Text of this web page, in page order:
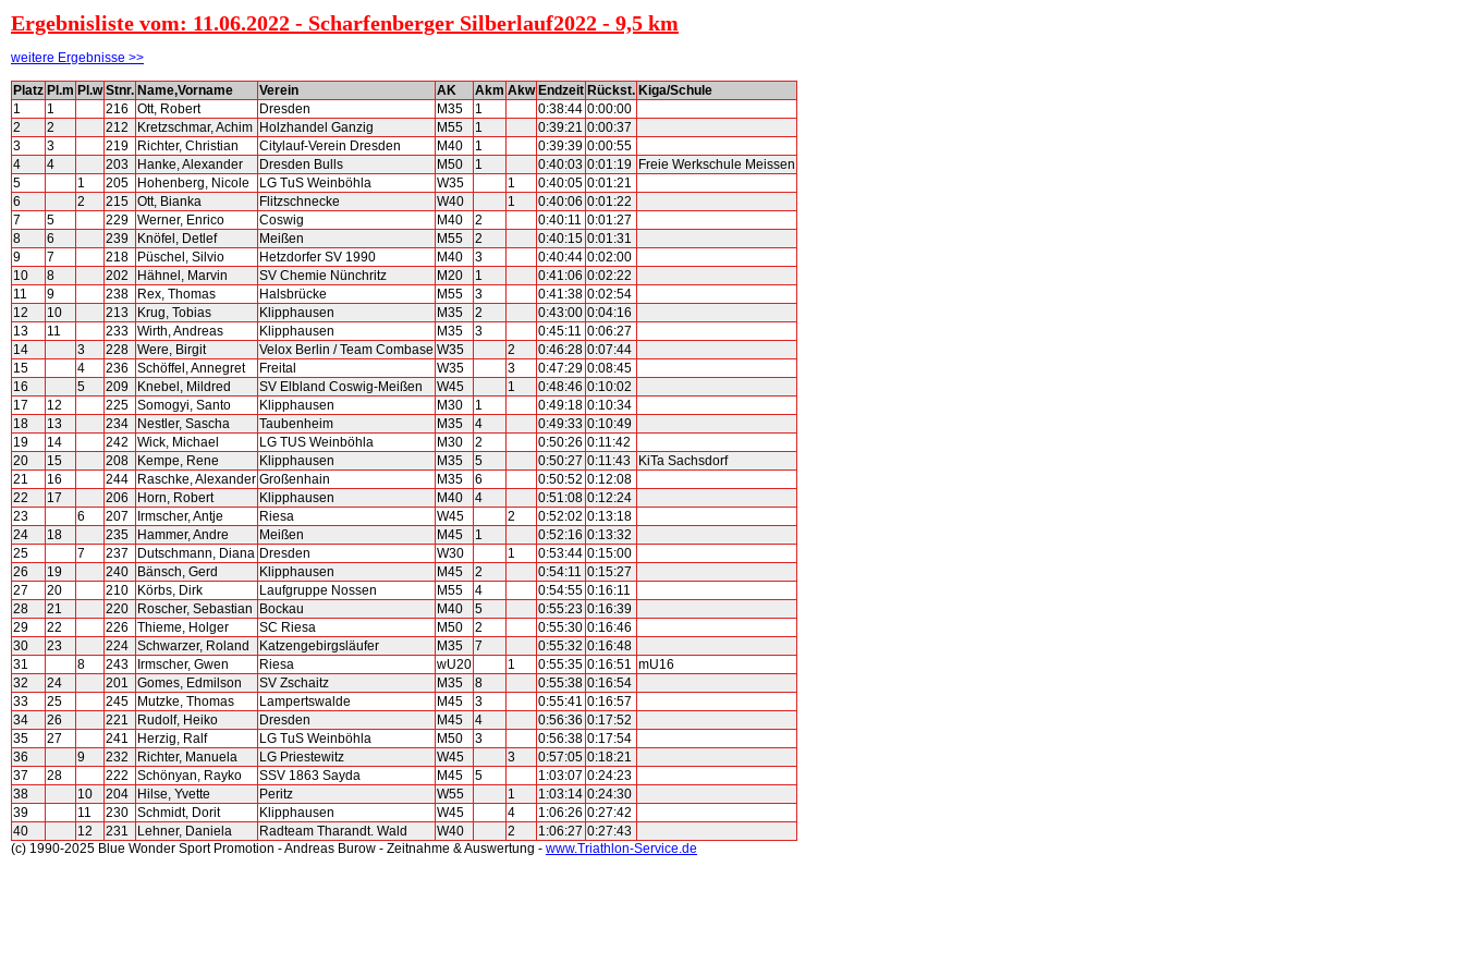
Ergebnisliste vom: 11.06.2022 - Scharfenberger Silberlauf2022 - 9,5 km
weitere Ergebnisse >>
Platz Pl.m Pl.w Stnr. Name,Vorname Verein AK Akm Akw Endzeit Rückst. Kiga/Schule
1
1 216 Ott, Robert Dresden M35 1 0:38:44 0:00:00
2
2 212 Kretzschmar, Achim Holzhandel Ganzig M55 1 0:39:21 0:00:37
3
3 219 Richter, Christian Citylauf-Verein Dresden M40 1 0:39:39 0:00:55
4
4 203 Hanke, Alexander Dresden Bulls M50 1 0:40:03 0:01:19
Freie Werkschule Meissen
5
1 205 Hohenberg, Nicole LG TuS Weinböhla W35 1 0:40:05 0:01:21
6
2 215 Ott, Bianka Flitzschnecke W40 1 0:40:06 0:01:22
7
5 229 Werner, Enrico Coswig M40 2 0:40:11 0:01:27
8
6 239 Knöfel, Detlef Meißen M55 2 0:40:15 0:01:31
9
7 218 Püschel, Silvio Hetzdorfer SV 1990 M40 3 0:40:44 0:02:00
10
8 202 Hähnel, Marvin SV Chemie Nünchritz M20 1 0:41:06 0:02:22
11
9 238 Rex, Thomas Halsbrücke M55 3 0:41:38 0:02:54
12
10 213 Krug, Tobias Klipphausen M35 2 0:43:00 0:04:16
13
11 233 Wirth, Andreas Klipphausen M35 3 0:45:11 0:06:27
14
3 228 Were, Birgit Velox Berlin / Team Combase W35 2 0:46:28 0:07:44
15
4 236 Schöffel, Annegret Freital W35 3 0:47:29 0:08:45
16
5 209 Knebel, Mildred SV Elbland Coswig-Meißen W45 1 0:48:46 0:10:02
17
12 225 Somogyi, Santo Klipphausen M30 1 0:49:18 0:10:34
18
13 234 Nestler, Sascha Taubenheim M35 4 0:49:33 0:10:49
19
14 242 Wick, Michael LG TUS Weinböhla M30 2 0:50:26 0:11:42
20
15 208 Kempe, Rene Klipphausen M35 5 0:50:27 0:11:43
KiTa Sachsdorf
21
16 244 Raschke, Alexander Großenhain M35 6 0:50:52 0:12:08
22
17 206 Horn, Robert Klipphausen M40 4 0:51:08 0:12:24
23
6 207 Irmscher, Antje Riesa W45 2 0:52:02 0:13:18
24
18 235 Hammer, Andre Meißen M45 1 0:52:16 0:13:32
25
7 237 Dutschmann, Diana Dresden W30 1 0:53:44 0:15:00
26
19 240 Bänsch, Gerd Klipphausen M45 2 0:54:11 0:15:27
27
20 210 Körbs, Dirk Laufgruppe Nossen M55 4 0:54:55 0:16:11
28
21 220 Roscher, Sebastian Bockau M40 5 0:55:23 0:16:39
29
22 226 Thieme, Holger SC Riesa M50 2 0:55:30 0:16:46
30
23 224 Schwarzer, Roland Katzengebirgsläufer M35 7 0:55:32 0:16:48
31
8 243 Irmscher, Gwen Riesa wU20 1 0:55:35 0:16:51 mU16
32
24 201 Gomes, Edmilson SV Zschaitz M35 8 0:55:38 0:16:54
33
25 245 Mutzke, Thomas Lampertswalde M45 3 0:55:41 0:16:57
34
26 221 Rudolf, Heiko Dresden M45 4 0:56:36 0:17:52
35
27 241 Herzig, Ralf LG TuS Weinböhla M50 3 0:56:38 0:17:54
36
9 232 Richter, Manuela LG Priestewitz W45 3 0:57:05 0:18:21
37
28 222 Schönyan, Rayko SSV 1863 Sayda M45 5 1:03:07 0:24:23
38
10 204 Hilse, Yvette Peritz W55 1 1:03:14 0:24:30
39
11 230 Schmidt, Dorit Klipphausen W45 4 1:06:26 0:27:42
40
12 231 Lehner, Daniela Radteam Tharandt. Wald W40 2 1:06:27 0:27:43
(c) 1990-2025 Blue Wonder Sport Promotion - Andreas Burow - Zeitnahme & Auswertung - www.Triathlon-Service.de